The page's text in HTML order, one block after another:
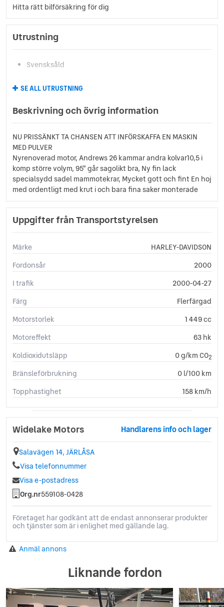
Hitta rätt bilförsäkring för dig
Utrustning
Svensksåld
SE ALL UTRUSTNING
Beskrivning och övrig information
NU PRISSÄNKT TA CHANSEN ATT INFÖRSKAFFA EN MASKIN
MED PULVER
Nyrenoverad motor, Andrews 26 kammar andra kolvar10,5 i
komp större volym, 95" går sagolikt bra, Ny fin lack
specialsydd sadel mammotekrar, Mycket gott och fint En hoj
med ordentligt med krut i och bara fina saker monterade
Uppgifter från Transportstyrelsen
Märke
HARLEY-DAVIDSON
Fordonsår
2000
I trafik
2000-04-27
Färg
Flerfärgad
Motorstorlek
1 449 cc
Motoreffekt
63 hk
Koldioxidutsläpp
0 g/km CO2
Bränsleförbrukning
0 l/100 km
Topphastighet
158 km/h
Widelake Motors Handlarens info och lager
Salavägen 14, JÄRLÅSA
Visa telefonnummer
Visa e-postadress
Org.nr559108-0428
Företaget har godkänt att de endast annonserar produkter
och tjänster som är i enlighet med gällande lag.
Anmäl annons
Liknande fordon